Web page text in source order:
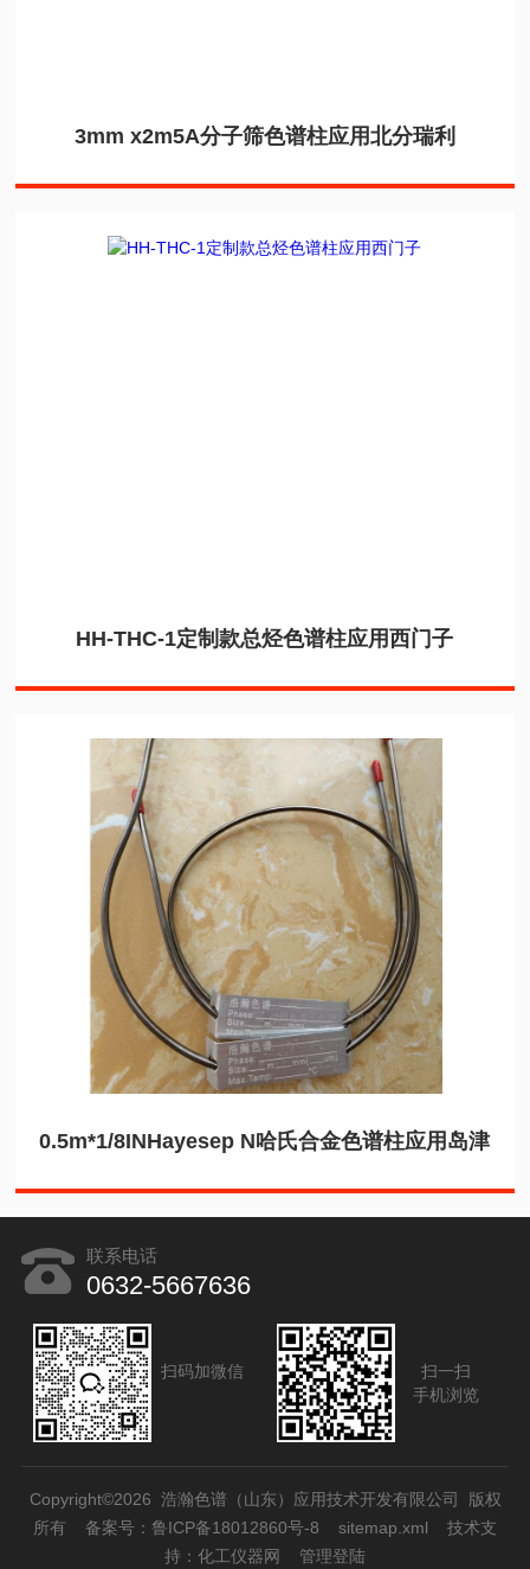
3mm x2m5A分子筛色谱柱应用北分瑞利
HH-THC-1定制款总烃色谱柱应用西门子
0.5m*1/8INHayesep N哈氏合金色谱柱应用岛津
联系电话
0632-5667636
扫码加微信
扫一扫
手机浏览
Copyright©2026 浩瀚色谱（山东）应用技术开发有限公司 版权
所有 备案号：鲁ICP备18012860号-8 sitemap.xml 技术支
持： 化工仪器网 管理登陆